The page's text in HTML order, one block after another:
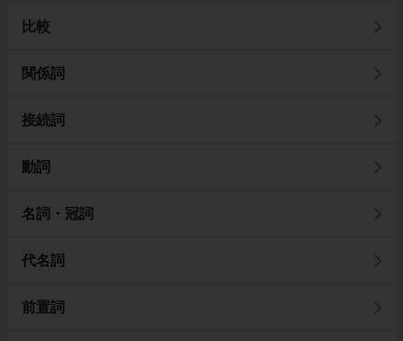
比較
関係詞
接続詞
動詞
名詞・冠詞
代名詞
前置詞